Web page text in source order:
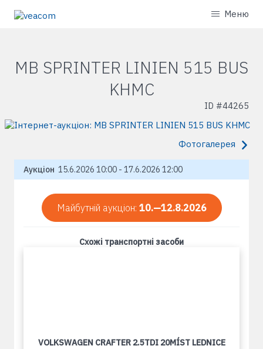
Меню
MB SPRINTER LINIEN 515 BUS
KHMC
ID #44265
Фотогалерея
Аукціон 15.6.2026 10:00 - 17.6.2026 12:00
Майбутній аукціон: 10.—12.8.2026
Схожі транспортні засоби
VOLKSWAGEN CRAFTER 2.5TDI 20MÍST LEDNICE